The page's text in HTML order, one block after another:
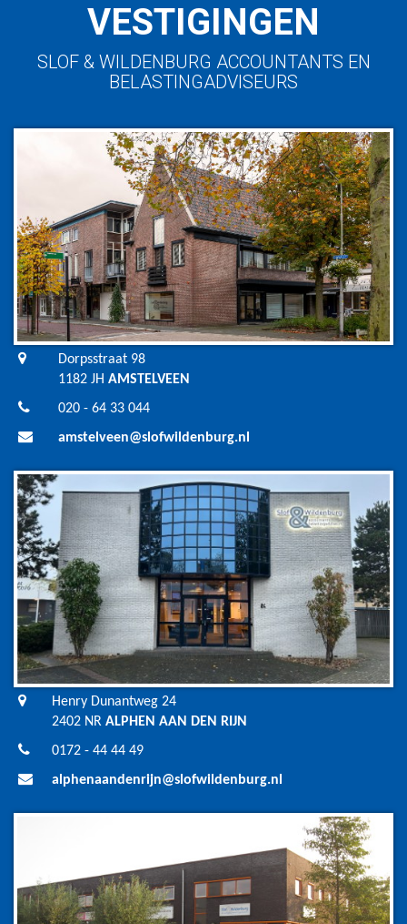
VESTIGINGEN
SLOF & WILDENBURG ACCOUNTANTS EN
BELASTINGADVISEURS
Dorpsstraat 98
1182 JH AMSTELVEEN
020 - 64 33 044
amstelveen@slofwildenburg.nl
Henry Dunantweg 24
2402 NR ALPHEN AAN DEN RIJN
0172 - 44 44 49
alphenaandenrijn@slofwildenburg.nl